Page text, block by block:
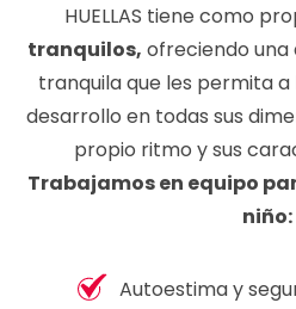
HUELLAS tiene como
tranquilos, ofreciendo
tranquila que les permita
desarrollo en todas sus
propio ritmo y sus
Trabajamos en equipo
niño:
Autoestima y